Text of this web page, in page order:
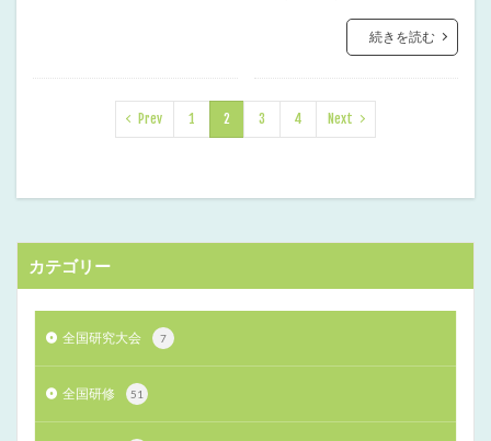
続きを読む
Prev 1 2 3 4 Next
カテゴリー
全国研究大会 7
全国研修 51